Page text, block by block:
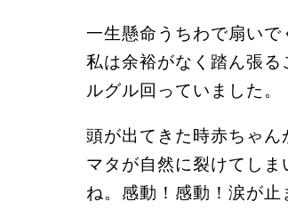
一生懸命うちわで扇い
私は余裕がなく踏ん張
ルグル回っていました。
頭が出てきた時赤ちゃ
マタが自然に裂けてし
ね。感動！感動！涙が止